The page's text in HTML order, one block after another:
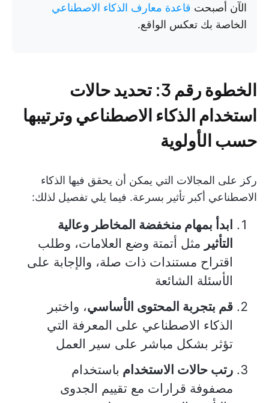
الآن أصبحت قاعدة معارف الذكاء الاصطناعي
الخاصة بك تعكس الواقع.
الخطوة رقم 3: تحديد حالات
استخدام الذكاء الاصطناعي وترتيبها
حسب الأولوية
ركز على المجالات التي يمكن أن يحقق فيها الذكاء
الاصطناعي أكبر تأثير بسرعة. فيما يلي تفصيل لذلك:
ابدأ بمهام منخفضة المخاطر وعالية
التأثير مثل أتمتة وضع العلامات، وطلب
اقتراح مستندات ذات صلة، والإجابة على
الأسئلة الشائعة
قم بتجربة المحتوى الأساسي، واختبر
الذكاء الاصطناعي على المعرفة التي
تؤثر بشكل مباشر على سير العمل
رتب حالات الاستخدام باستخدام
مصفوفة قرارات مع تقييم الجدوى